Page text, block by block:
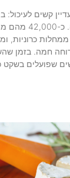
קשים לעיכול:
כ-120,000
חמה. בזמן
שפועלים בשקט